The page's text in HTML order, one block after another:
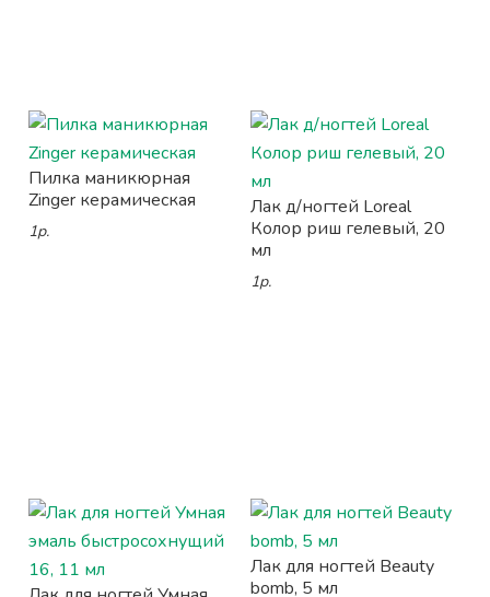
Пилка маникюрная
Zinger керамическая
1р.
Лак д/ногтей Loreal
Колор риш гелевый, 20
мл
1р.
Лак для ногтей Beauty
bomb, 5 мл